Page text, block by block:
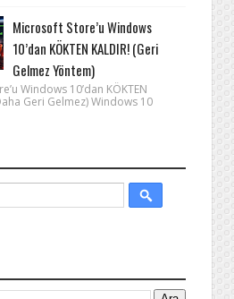
Microsoft Store’u Windows
10’dan KÖKTEN KALDIR! (Geri
Gelmez Yöntem)
Windows 10’dan KÖKTEN
Geri Gelmez) Windows 10